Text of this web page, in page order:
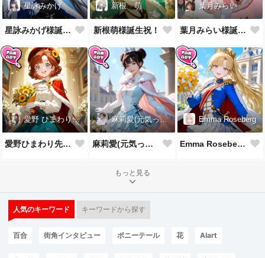
星詠みかげ
星詠みかげ様誕生祝！
新根 萌
新根萌様誕生祝！
葉月みらい
葉月みらい様誕生祝！
愛野 ひまわり先生
愛野ひまわり先生誕生祝！
麻莉愛(元気っ子)
麻莉愛(元気っ子)様誕生祝！
Emma Roseberg
Emma Roseberg様誕生祝！
もっと見る
人気のキーワード キーワードから探す
百合 街角インタビュー ポニーテール 花 AIart